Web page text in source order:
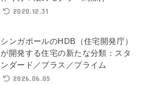
2020.12.31
シンガポールのHDB（住宅開発庁）
が開発する住宅の新たな分類：スタ
ンダード／プラス／プライム
2026.06.05